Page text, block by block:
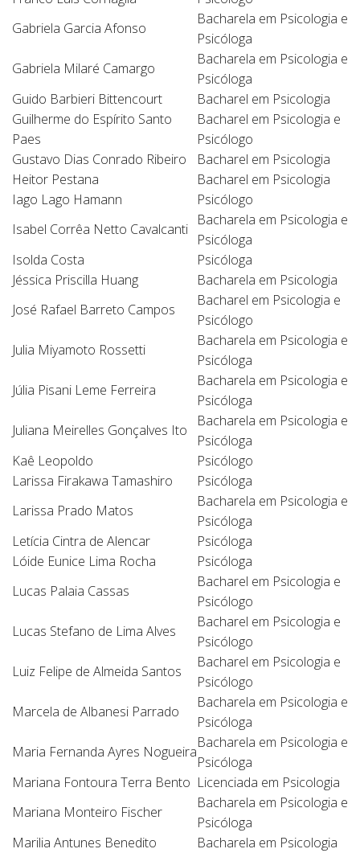
Gabriela Garcia Afonso
Bacharela em Psicologia e
Psicóloga
Gabriela Milaré Camargo
Bacharela em Psicologia e
Psicóloga
Guido Barbieri Bittencourt
Bacharel em Psicologia
Guilherme do Espírito Santo
Paes
Bacharel em Psicologia e
Psicólogo
Gustavo Dias Conrado Ribeiro
Bacharel em Psicologia
Heitor Pestana
Bacharel em Psicologia
Iago Lago Hamann
Psicólogo
Isabel Corrêa Netto Cavalcanti
Bacharela em Psicologia e
Psicóloga
Isolda Costa
Psicóloga
Jéssica Priscilla Huang
Bacharela em Psicologia
José Rafael Barreto Campos
Bacharel em Psicologia e
Psicólogo
Julia Miyamoto Rossetti
Bacharela em Psicologia e
Psicóloga
Júlia Pisani Leme Ferreira
Bacharela em Psicologia e
Psicóloga
Juliana Meirelles Gonçalves Ito
Bacharela em Psicologia e
Psicóloga
Kaê Leopoldo
Psicólogo
Larissa Firakawa Tamashiro
Psicóloga
Larissa Prado Matos
Bacharela em Psicologia e
Psicóloga
Letícia Cintra de Alencar
Psicóloga
Lóide Eunice Lima Rocha
Psicóloga
Lucas Palaia Cassas
Bacharel em Psicologia e
Psicólogo
Lucas Stefano de Lima Alves
Bacharel em Psicologia e
Psicólogo
Luiz Felipe de Almeida Santos
Bacharel em Psicologia e
Psicólogo
Marcela de Albanesi Parrado
Bacharela em Psicologia e
Psicóloga
Maria Fernanda Ayres Nogueira
Bacharela em Psicologia e
Psicóloga
Mariana Fontoura Terra Bento Licenciada em Psicologia
Mariana Monteiro Fischer
Bacharela em Psicologia e
Psicóloga
Marilia Antunes Benedito
Bacharela em Psicologia